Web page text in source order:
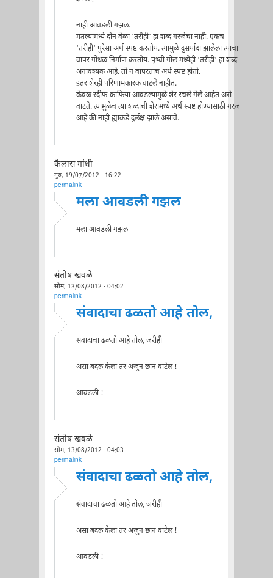
नाही आवडली गझल.
मतल्यामध्ये दोन वेळा 'तरीही' हा शब्द गरजेचा नाही. एकच
'तरीही' पुरेसा अर्थ स्पष्ट करतोय. त्यामुळे दुसर्यांदा झालेला त्याचा
वापर गोंधळ निर्माण करतोय. पृथ्वी गोल मध्येही 'तरीही' हा शब्द
अनावश्यक आहे. तो न वापरताच अर्थ स्पष्ट होतो.
इतर शेरही परिणामकारक वाटले नाहीत.
केवळ रदीफ-काफिया आवडल्यामुळे शेर रचले गेले आहेत असे
वाटते. त्यामुळेच त्या शब्दांची शेरामध्ये अर्थ स्पष्ट होण्यासाठी गरज
आहे की नाही ह्याकडे दुर्लक्ष झाले असावे.
कैलास गांधी
गुरु, 19/07/2012 - 16:22
permalink
मला आवडली गझल
मला आवडली गझल
संतोष खवळे
सोम, 13/08/2012 - 04:02
permalink
संवादाचा ढळतो आहे तोल,
संवादाचा ढळतो आहे तोल, जरीही
असा बदल केला तर अजुन छान वाटेल !
आवडली !
संतोष खवळे
सोम, 13/08/2012 - 04:03
permalink
संवादाचा ढळतो आहे तोल,
संवादाचा ढळतो आहे तोल, जरीही
असा बदल केला तर अजुन छान वाटेल !
आवडली !